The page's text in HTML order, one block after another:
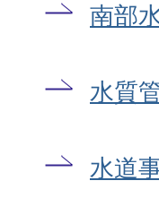
南部
水質
水道